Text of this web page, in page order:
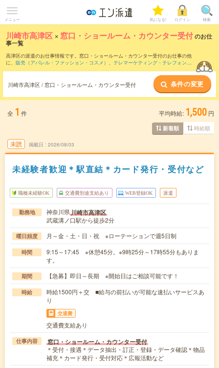
メニュー 気になる! ログイン 検索
川崎市高津区 × 窓口・ショールーム・カウンター受付のお仕
事一覧
高津区の派遣のお仕事情報です。窓口・ショールーム・カウンター受付のお仕事の他
に、 販売（アパレル・ファッション・コスメ） 、 テレマーケティング・テレフォンオ
などのこだわり条件で絞り込ん
でいただけます。職種辞典：窓口・ショールーム・カウンター受付のお仕事とは？と
は？
川崎市高津区 / 窓口・ショールーム・カウンター受付 条件の変更
全 1 件 平均時給: 1,500 円
新着順 時給順
未読 掲載日 2026/08/03
未経験者歓迎＊駅直結＊カード発行・受付など
職種未経験OK 交通費別途支給あり WEB登録OK 派遣
勤務地 神奈川県川崎市高津区
武蔵溝ノ口駅から徒歩2分
曜日頻度 月～金・土・日・祝 ※ローテーションで週5日制
時間
9:15～17:45 ※休憩45分。※9時25分～17時55分もありま
す。
期間 【急募】即日～長期 ※開始日はご相談可能です！
時給
時給1500円＋交 ■給与の前払いが可能な速払いサービスあ
り
交通費
交通費支給あり
仕事内容 窓口・ショールーム・カウンター受付
＊受付・接遇＊データ抽出・訂正・登録・データ確認＊物品
補充＊カード発行・受付対応＊広報活動など